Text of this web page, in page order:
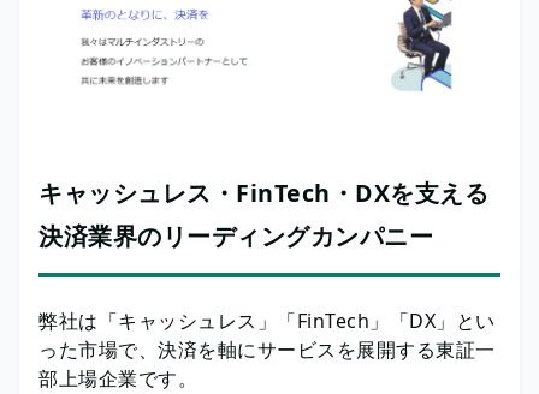
キャッシュレス・FinTech・DXを支える
決済業界のリーディングカンパニー
弊社は「キャッシュレス」「FinTech」「DX」とい
った市場で、決済を軸にサービスを展開する東証一
部上場企業です。